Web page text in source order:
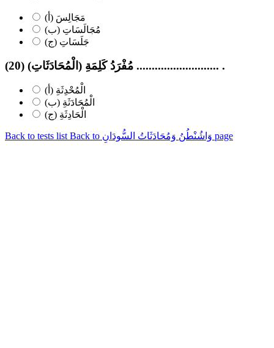
(أ) مَجَالِسَ
(ب) مُجَالَسَاتِ
(ج) جَلَسَاتِ
(20) مُفْرَدُ كَلِمَةِ (الْمُحَادَثَاتِ) ........................... .
(أ) الْمُحْدِثَةِ
(ب) الْمُحَادَثَةِ
(ج) الْحَادِثَةِ
Back to tests list Back to وَاشُنْطُنُ وَمُحَادَثَاتُ السُّودَانِ page